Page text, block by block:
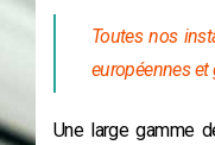
Toutes nos
européennes et
Une large gamme